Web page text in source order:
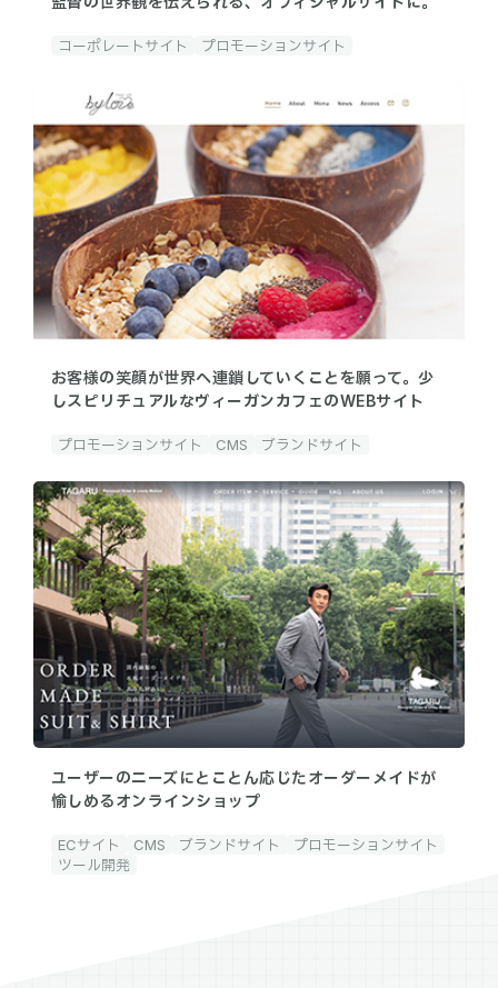
コーポレートサイト プロモーションサイト
お客様の笑顔が世界へ連鎖していくことを願って。少
しスピリチュアルなヴィーガンカフェのWEBサイト
プロモーションサイト CMS ブランドサイト
ユーザーのニーズにとことん応じたオーダーメイドが
愉しめるオンラインショップ
ECサイト CMS ブランドサイト
プロモーションサイト
ツール開発